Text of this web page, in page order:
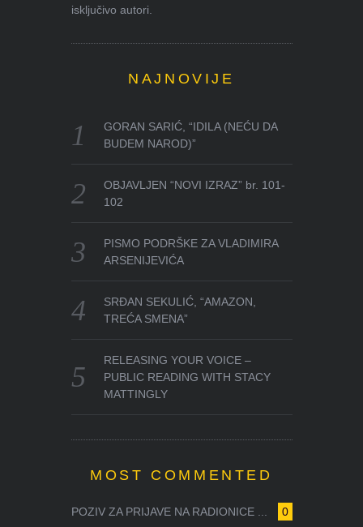
isključivo autori.
NAJNOVIJE
GORAN SARIĆ, “IDILA (NEĆU DA
BUDEM NAROD)”
OBJAVLJEN “NOVI IZRAZ” br. 101-
102
PISMO PODRŠKE ZA VLADIMIRA
ARSENIJEVIĆA
SRĐAN SEKULIĆ, “AMAZON,
TREĆA SMENA”
RELEASING YOUR VOICE –
PUBLIC READING WITH STACY
MATTINGLY
MOST COMMENTED
0
POZIV ZA PRIJAVE NA RADIONICE ...